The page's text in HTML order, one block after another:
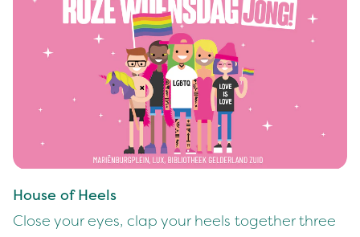
House of Heels
Close your eyes, clap your heels together three